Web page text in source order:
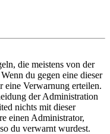
die meistens von der
du gegen eine dieser
eine Verwarnung erteilen.
der Administration
nichts mit dieser
einen Administrator,
du verwarnt wurdest.